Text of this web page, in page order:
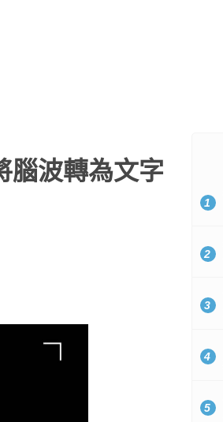
腦波轉為文字
1
2
3
4
5